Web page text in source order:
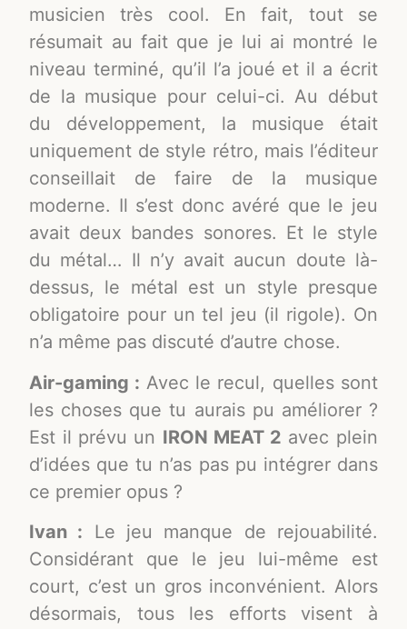
musicien très cool. En fait, tout se
résumait au fait que je lui ai montré le
niveau terminé, qu’il l’a joué et il a écrit
de la musique pour celui-ci. Au début
du développement, la musique était
uniquement de style rétro, mais l’éditeur
conseillait de faire de la musique
moderne. Il s’est donc avéré que le jeu
avait deux bandes sonores. Et le style
du métal… Il n’y avait aucun doute là-
dessus, le métal est un style presque
obligatoire pour un tel jeu (il rigole). On
n’a même pas discuté d’autre chose.
Air-gaming : Avec le recul, quelles sont
les choses que tu aurais pu améliorer ?
Est il prévu un IRON MEAT 2 avec plein
d’idées que tu n’as pas pu intégrer dans
ce premier opus ?
Ivan : Le jeu manque de rejouabilité.
Considérant que le jeu lui-même est
court, c’est un gros inconvénient. Alors
désormais, tous les efforts visent à